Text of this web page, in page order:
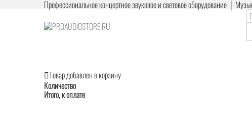
Профессиональное концертное звуковое и световое оборудование │
Товар добавлен в корзину
Количество
Итого, к оплате